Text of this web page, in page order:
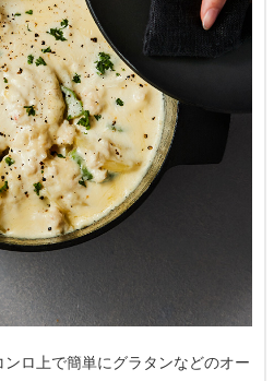
ロ上で簡単にグラタンなどのオー